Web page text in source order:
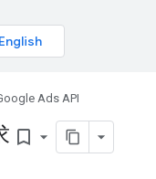
Ads API
bookmark_border